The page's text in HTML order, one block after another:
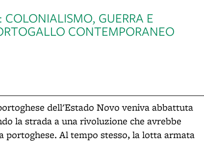
GUERRA E
CONTEMPORANEO
dell'Estado Novo veniva abbattuta
la strada a una rivoluzione che avrebbe
portoghese. Al tempo stesso, la lotta armata